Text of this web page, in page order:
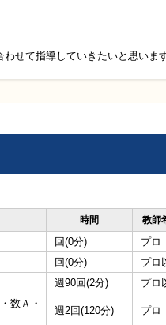
せて指導していきたいと思います
時間 教師
回(0分) プロ
回(0分) プロ
週90回(2分) プロ
数Ａ・
週2回(120分) プロ